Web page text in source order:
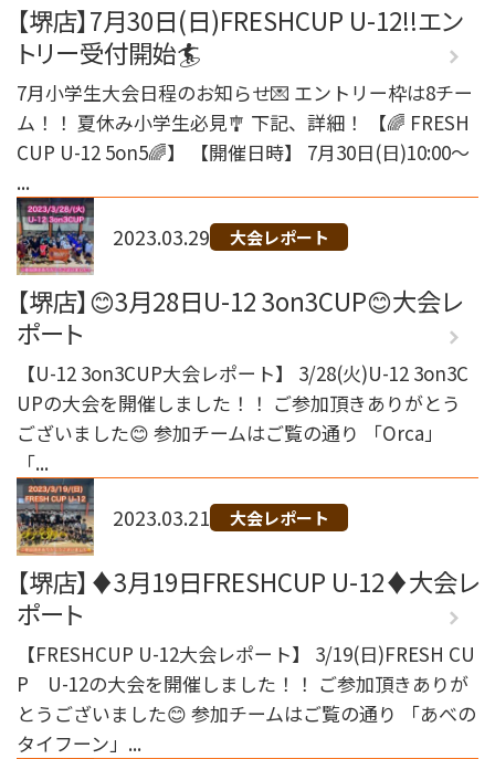
【堺店】7月30日(日)FRESHCUP U-12!!エン
トリー受付開始🏄
7月小学生大会日程のお知らせ💌 エントリー枠は8チー
ム！！ 夏休み小学生必見🎐 下記、詳細！ 【🌈 FRESH
CUP U-12 5on5🌈】 【開催日時】 7月30日(日)10:00～
...
2023.03.29 大会レポート
【堺店】😊3月28日U-12 3on3CUP😊大会レ
ポート
【U-12 3on3CUP大会レポート】 3/28(火)U-12 3on3C
UPの大会を開催しました！！ ご参加頂きありがとう
ございました😊 参加チームはご覧の通り 「Orca」
「...
2023.03.21 大会レポート
【堺店】♦3月19日FRESHCUP U-12♦大会レ
ポート
【FRESHCUP U-12大会レポート】 3/19(日)FRESH CU
P U-12の大会を開催しました！！ ご参加頂きありが
とうございました😊 参加チームはご覧の通り 「あべの
タイフーン」...